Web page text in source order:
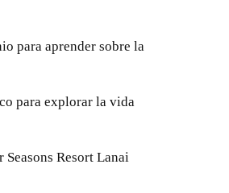
para aprender sobre la
para explorar la vida
Resort Lanai